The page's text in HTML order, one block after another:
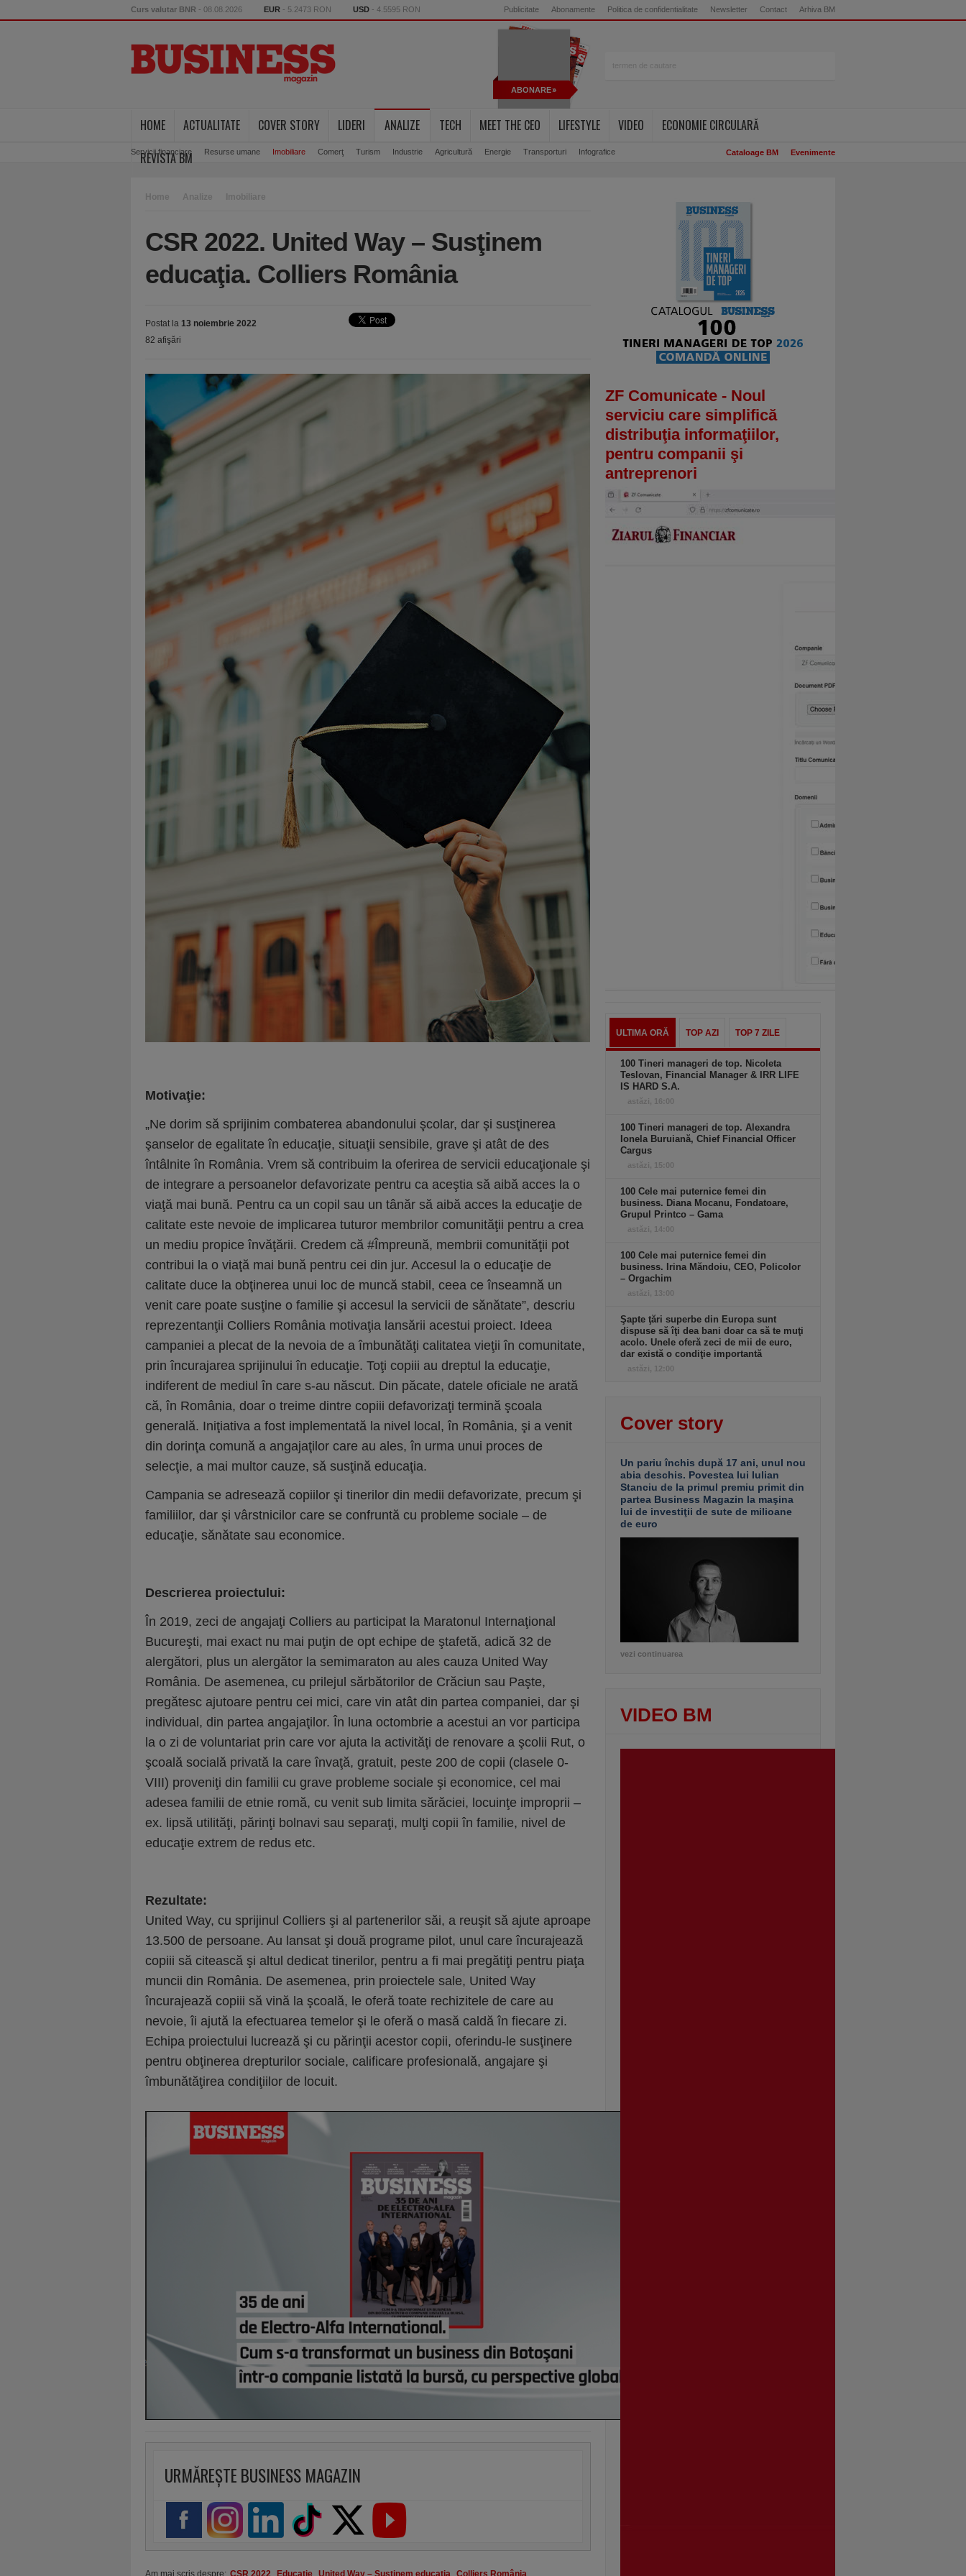
Curs valutar BNR - 08.08.2026 EUR - 5.2473 RON USD - 4.5595 RON Publicitate Abonamente Politica de confidentialitate Newsletter Contact Arhiva BM
ABONARE
HOME ACTUALITATE COVER STORY LIDERI ANALIZE
Servicii financiare Resurse umane Imobiliare Comerţ Turism Industrie Agricultură Energie Transporturi Infografice
TECH MEET THE CEO LIFESTYLE VIDEO
ECONOMIE CIRCULARĂ
REVISTA BM
Cataloage BM Evenimente
Home Analize Imobiliare
CSR 2022. United Way – Susţinem
educaţia. Colliers România
Postat la 13 noiembrie 2022
82 afişări
Motivaţie:
„Ne dorim să sprijinim combaterea abandonului şcolar, dar şi susţinerea
şanselor de egalitate în educaţie, situaţii sensibile, grave şi atât de des
întâlnite în România. Vrem să contribuim la oferirea de servicii educaţionale şi
de integrare a persoanelor defavorizate pentru ca aceştia să aibă acces la o
viaţă mai bună. Pentru ca un copil sau un tânăr să aibă acces la educaţie de
calitate este nevoie de implicarea tuturor membrilor comunităţii pentru a crea
un mediu propice învăţării. Credem că #Împreună, membrii comunităţii pot
contribui la o viaţă mai bună pentru cei din jur. Accesul la o educaţie de
calitate duce la obţinerea unui loc de muncă stabil, ceea ce înseamnă un
venit care poate susţine o familie şi accesul la servicii de sănătate”, descriu
reprezentanţii Colliers România motivaţia lansării acestui proiect. Ideea
campaniei a plecat de la nevoia de a îmbunătăţi calitatea vieţii în comunitate,
prin încurajarea sprijinului în educaţie. Toţi copiii au dreptul la educaţie,
indiferent de mediul în care s-au născut. Din păcate, datele oficiale ne arată
că, în România, doar o treime dintre copiii defavorizaţi termină şcoala
generală. Iniţiativa a fost implementată la nivel local, în România, şi a venit
din dorinţa comună a angajaţilor care au ales, în urma unui proces de
selecţie, a mai multor cauze, să susţină educaţia.
Campania se adresează copiilor şi tinerilor din medii defavorizate, precum şi
familiilor, dar şi vârstnicilor care se confruntă cu probleme sociale – de
educaţie, sănătate sau economice.
Descrierea proiectului:
În 2019, zeci de angajaţi Colliers au participat la Maratonul Internaţional
Bucureşti, mai exact nu mai puţin de opt echipe de ştafetă, adică 32 de
alergători, plus un alergător la semimaraton au ales cauza United Way
România. De asemenea, cu prilejul sărbătorilor de Crăciun sau Paşte,
pregătesc ajutoare pentru cei mici, care vin atât din partea companiei, dar şi
individual, din partea angajaţilor. În luna octombrie a acestui an vor participa
la o zi de voluntariat prin care vor ajuta la activităţi de renovare a şcolii Rut, o
şcoală socială privată la care învaţă, gratuit, peste 200 de copii (clasele 0-
VIII) proveniţi din familii cu grave probleme sociale şi economice, cel mai
adesea familii de etnie romă, cu venit sub limita sărăciei, locuinţe improprii –
ex. lipsă utilităţi, părinţi bolnavi sau separaţi, mulţi copii în familie, nivel de
educaţie extrem de redus etc.
Rezultate:
United Way, cu sprijinul Colliers şi al partenerilor săi, a reuşit să ajute aproape
13.500 de persoane. Au lansat şi două programe pilot, unul care încurajează
copiii să citească şi altul dedicat tinerilor, pentru a fi mai pregătiţi pentru piaţa
muncii din România. De asemenea, prin proiectele sale, United Way
încurajează copiii să vină la şcoală, le oferă toate rechizitele de care au
nevoie, îi ajută la efectuarea temelor şi le oferă o masă caldă în fiecare zi.
Echipa proiectului lucrează şi cu părinţii acestor copii, oferindu-le susţinere
pentru obţinerea drepturilor sociale, calificare profesională, angajare şi
îmbunătăţirea condiţiilor de locuit.
URMĂREȘTE BUSINESS MAGAZIN
Am mai scris despre: CSR 2022 Educaţie United Way – Susţinem educaţia Colliers România
ZF Comunicate - Noul
serviciu care simplifică
distribuţia informaţiilor,
pentru companii şi
antreprenori
ULTIMA ORĂ TOP AZI TOP 7 ZILE
100 Tineri manageri de top. Nicoleta
Teslovan, Financial Manager & IRR LIFE
IS HARD S.A.
astăzi, 16:00
100 Tineri manageri de top. Alexandra
Ionela Buruiană, Chief Financial Officer
Cargus
astăzi, 15:00
100 Cele mai puternice femei din
business. Diana Mocanu, Fondatoare,
Grupul Printco – Gama
astăzi, 14:00
100 Cele mai puternice femei din
business. Irina Măndoiu, CEO, Policolor
– Orgachim
astăzi, 13:00
Şapte ţări superbe din Europa sunt
dispuse să îţi dea bani doar ca să te muţi
acolo. Unele oferă zeci de mii de euro,
dar există o condiţie importantă
astăzi, 12:00
Cover story
Un pariu închis după 17 ani, unul nou
abia deschis. Povestea lui Iulian
Stanciu de la primul premiu primit din
partea Business Magazin la maşina
lui de investiţii de sute de milioane
de euro
vezi continuarea
VIDEO BM